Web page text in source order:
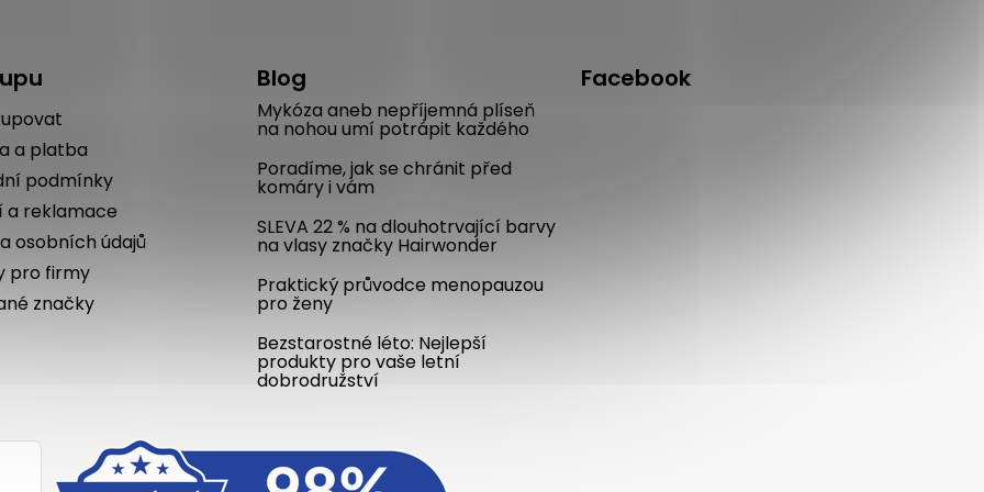
a platba
podmínky
a reklamace
osobních údajů
pro firmy
značky
Blog
Mykóza aneb nepříjemná plíseň
na nohou umí potrápit každého
Poradíme, jak se chránit před
komáry i vám
SLEVA 22 % na dlouhotrvající barvy
na vlasy značky Hairwonder
Praktický průvodce menopauzou
pro ženy
Bezstarostné léto: Nejlepší
produkty pro vaše letní
dobrodružství
Facebook